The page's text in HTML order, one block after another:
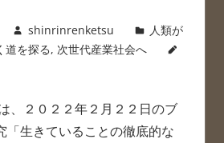
shinrinrenketsu
人類が
道を探る, 次世代産業社会へ
、２０２２年２月２２日のブ
「生きていることの徹底的な